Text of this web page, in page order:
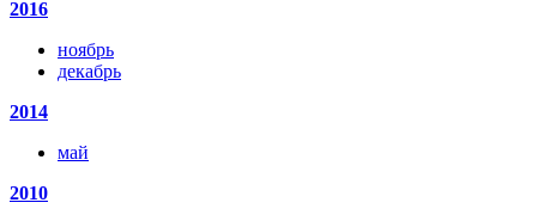
2016
ноябрь
декабрь
2014
май
2010